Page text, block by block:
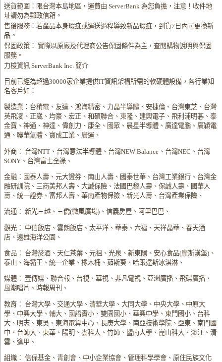
送貨範圍：限台灣本島地區，運費由 ServerBank 為您負擔，注意！收件地
址請勿為郵政信箱。
售後服務：若產品本身瑕疵或運送過程導致新品瑕疵，到貨7日內可更換新
品。
保固政策： 實際以原廠及代理商公告保固條件為主，查閱購物說明與保固
服務。
力梭資訊 ServerBank Inc. 簡介
目前已經為超過30000家企業提供IT資訊架構所需的軟硬體設備，各行業知
名客戶如：
製造業：台積電、友達、鴻海精密、力晶半導體、安捷倫、台灣東芝、台灣
英飛凌、正崴、均豪、宏正、和碩聯合、東隆、建興電子、飛利浦明碁、泰
金寶、神通、神達、偉創力、康全、國眾、晨星半導體、廣達電腦、廣穎電
通、聯華氣體、寶成工業、廣運、
外商： 台灣NTT、台灣意法半導體、台灣NEW Balance、台灣NEC、台灣
SONY、台灣富士全祿、
金融：國泰人壽、元大證券、南山人壽、國泰世華、台灣工業銀行、台灣金
融研訓院、三商美邦人壽、大誠保險、法國巴黎人壽、保誠人壽、國華人
壽、統一證券、富邦人壽、華南產物保險、新光人壽、台灣產業保險、
流通： 新光三越、三僑(微風廣場)、信義房屋、阿里巴巴、
觀光： 中信飯店、雲朗飯店、太平洋、華泰、六福、天祥晶華、春天酒
店、遠雄海洋公園、
食品： 台灣菸酒、天仁茶葉、元祖、光泉、新東陽、安心食品(摩斯漢堡)、
泰山、海霸王、統一企業、橡木桶、茹斯葵、哈跟達斯冰淇淋、
媒體： 壹傳媒、聯合報、台視、華視、非凡電視、亞洲廣播、飛碟廣播、
風潮唱片、時報周刊、
教育： 台灣大學、交通大學、清華大學、大同大學、中央大學、中原大
學、中興大學、輔大、國語實小、雙園國小、華興中學、東門國小、台科
大、明志、東吳、東海電算中心、長庚大學、南亞技術學院、亞東、南門國
中、台師大、東華、陽明、雲科大、竹師、暨南大學、崑山科大、淡江、清
雲、逢甲、
組織： 信保基金、青創會、中小企業協會、管理科學學會、原住民族文化